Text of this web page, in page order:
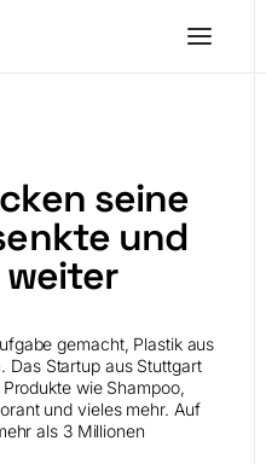
seine
und
gemacht, Plastik aus
Das Startup aus Stuttgart
wie Shampoo,
und vieles mehr. Auf
als 3 Millionen